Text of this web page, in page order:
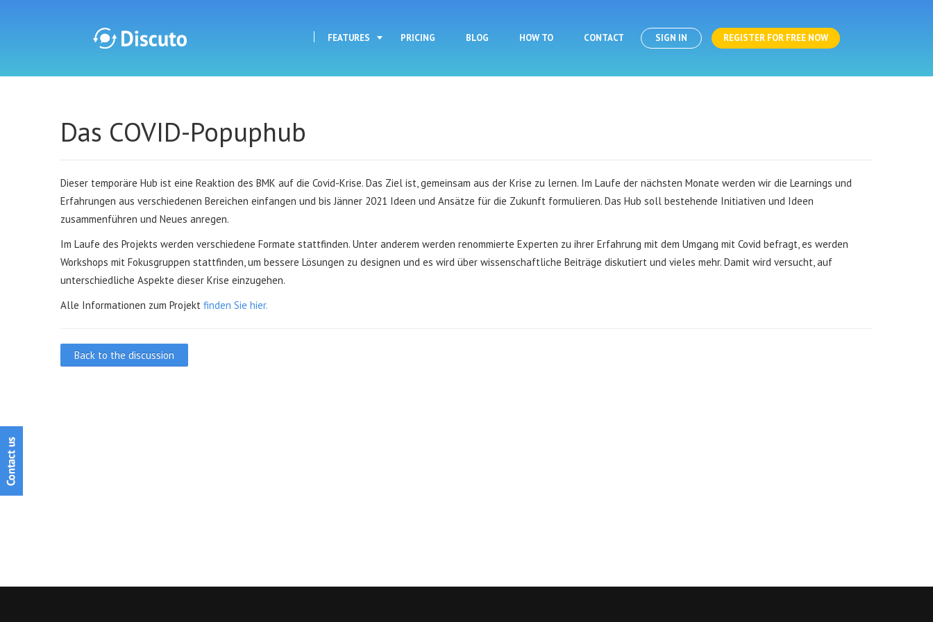
FEATURES PRICING BLOG HOW TO CONTACT SIGN IN REGISTER FOR FREE NOW
Das COVID-Popuphub
Dieser temporäre Hub ist eine Reaktion des BMK auf die Covid-Krise. Das Ziel ist, gemeinsam aus der Krise zu lernen. Im Laufe der nächsten Monate werden wir die Learnings und
Erfahrungen aus verschiedenen Bereichen einfangen und bis Jänner 2021 Ideen und Ansätze für die Zukunft formulieren. Das Hub soll bestehende Initiativen und Ideen
zusammenführen und Neues anregen.
Im Laufe des Projekts werden verschiedene Formate stattfinden. Unter anderem werden renommierte Experten zu ihrer Erfahrung mit dem Umgang mit Covid befragt, es werden
Workshops mit Fokusgruppen stattfinden, um bessere Lösungen zu designen und es wird über wissenschaftliche Beiträge diskutiert und vieles mehr. Damit wird versucht, auf
unterschiedliche Aspekte dieser Krise einzugehen.
Alle Informationen zum Projekt finden Sie hier.
Back to the discussion